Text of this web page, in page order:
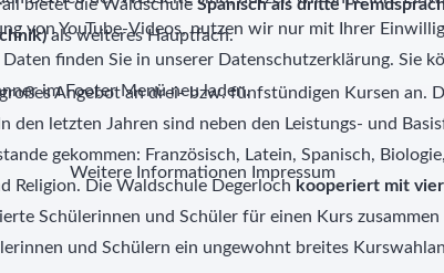
bietet die Waldschule Spanisch als dritte
als weiteres Hauptfach.
Angebot an drei- bzw. fünfstündigen Kursen an.
den letzten Jahren sind neben den Leistungs- und
gekommen: Französisch, Latein, Spanisch,
Religion. Die Waldschule Degerloch kooperiert mit
Schülerinnen und Schüler für einen Kurs
und Schülern ein ungewohnt breites
von YouTube-Videos, nutzen wir nur mit Ihrer
finden Sie in unserer Datenschutzerklärung. Sie
im Footer Menü neu laden.
Weitere Informationen Impressum